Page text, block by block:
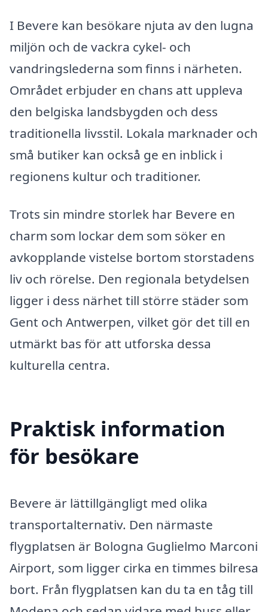
I Bevere kan besökare njuta av den lugna
miljön och de vackra cykel- och
vandringslederna som finns i närheten.
Området erbjuder en chans att uppleva
den belgiska landsbygden och dess
traditionella livsstil. Lokala marknader och
små butiker kan också ge en inblick i
regionens kultur och traditioner.
Trots sin mindre storlek har Bevere en
charm som lockar dem som söker en
avkopplande vistelse bortom storstadens
liv och rörelse. Den regionala betydelsen
ligger i dess närhet till större städer som
Gent och Antwerpen, vilket gör det till en
utmärkt bas för att utforska dessa
kulturella centra.
Praktisk information
för besökare
Bevere är lättillgängligt med olika
transportalternativ. Den närmaste
flygplatsen är Bologna Guglielmo Marconi
Airport, som ligger cirka en timmes bilresa
bort. Från flygplatsen kan du ta en tåg till